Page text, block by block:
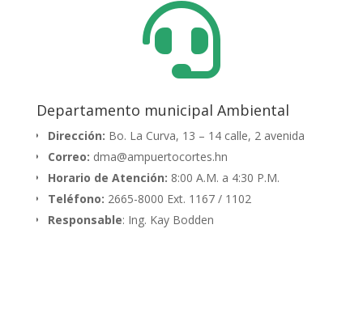

Departamento municipal Ambiental
Dirección: Bo. La Curva, 13 – 14 calle, 2 avenida
Correo: dma@ampuertocortes.hn
Horario de Atención: 8:00 A.M. a 4:30 P.M.
Teléfono: 2665-8000 Ext. 1167 / 1102
Responsable: Ing. Kay Bodden